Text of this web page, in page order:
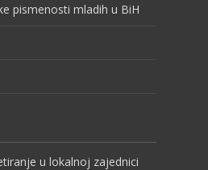
pismenosti mladih u BiH
u lokalnoj zajednici